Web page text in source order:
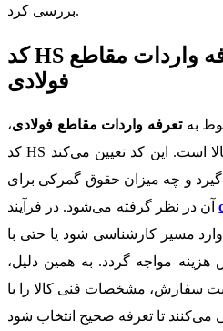
بررسی کرد.
کد HS و نقش آن در تعرفه واردات مقاطع
فولادی
بهتعرفه واردات مقاطع فولادی،
کد HS یا همان کد تعرفه بین‌المللی کالا است. این کد تعیین می‌کند
و چه میزان حقوق گمرکی برای
آن در نظر گرفته می‌شود. در فرآیند
مسیر کارشناسی شود یا حتی با
مواجه گردد. به همین دلیل،
سفارش، مشخصات فنی کالا را با